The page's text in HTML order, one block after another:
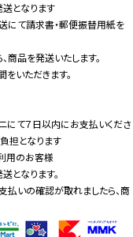
となります
にて請求書・郵便振替用紙を
商品を発送いたします。
いただきます。
にて７日以内にお支払いくださ
担となります
用のお客様
となります。
払いの確認が取れましたら、商